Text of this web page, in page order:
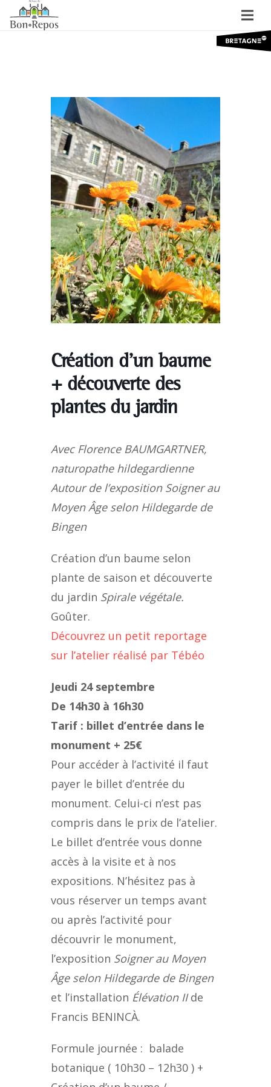
Création d’un baume
+ découverte des
plantes du jardin
Avec Florence BAUMGARTNER,
naturopathe hildegardienne
Autour de l’exposition Soigner au
Moyen Âge selon Hildegarde de
Bingen
Création d’un baume selon
plante de saison et découverte
du jardin Spirale végétale.
Goûter.
Découvrez un petit reportage
sur l’atelier réalisé par Tébéo
Jeudi 24 septembre
De 14h30 à 16h30
Tarif : billet d’entrée dans le
monument + 25€
Pour accéder à l’activité il faut
payer le billet d’entrée du
monument. Celui-ci n’est pas
compris dans le prix de l’atelier.
Le billet d’entrée vous donne
accès à la visite et à nos
expositions. N’hésitez pas à
vous réserver un temps avant
ou après l’activité pour
découvrir le monument,
l’exposition Soigner au Moyen
Âge selon Hildegarde de Bingen
et l’installation Élévation IIde
Francis BENINCÀ.
Formule journée : balade
botanique ( 10h30 – 12h30 ) +